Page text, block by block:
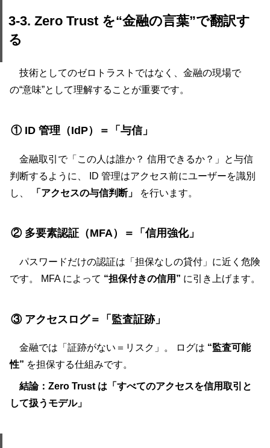
3-3. Zero Trust を“金融の言葉”で翻訳す
る
技術としてのゼロトラストではなく、金融の現場で
の“意味”として理解することが重要です。
① ID 管理（IdP）＝「与信」
金融取引で「この人は誰か？ 信用できるか？」と与信
判断するように、 ID 管理はアクセス前にユーザーを識別
し、
「アクセスの与信判断」 を行います。
② 多要素認証（MFA）＝「信用強化」
パスワードだけの認証は「担保なしの貸付」に近く危険
です。 MFA によって “担保付きの信用” に引き上げます。
③ アクセスログ＝「監査証跡」
金融では「証跡がない＝リスク」。 ログは “監査可能
性” を担保する仕組みです。
結論：Zero Trust は「すべてのアクセスを信用取引と
して扱うモデル」